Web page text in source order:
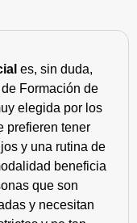
es, sin duda,
Formación de
elegida por los
prefieren tener
y una rutina de
beneficia
que son
y necesitan